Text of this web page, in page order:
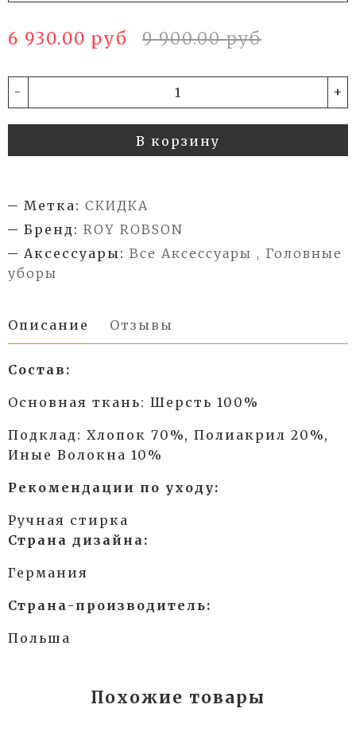
6 930.00 руб 9 900.00 руб
- +
В корзину
Метка: СКИДКА
Бренд: ROY ROBSON
Аксессуары: Все Аксессуары , Головные
уборы
Описание Отзывы
Состав:
Основная ткань: Шерсть 100%
Подклад: Хлопок 70%, Полиакрил 20%,
Иные Волокна 10%
Рекомендации по уходу:
Ручная стирка
Страна дизайна:
Германия
Страна-производитель:
Польша
Похожие товары